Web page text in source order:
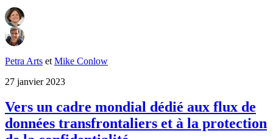
Petra Arts et Mike Conlow
27 janvier 2023
Vers un cadre mondial dédié aux flux de
données transfrontaliers et à la protection